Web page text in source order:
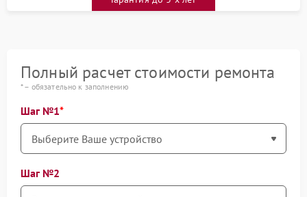
Полный расчет стоимости ремонта
* – обязательно к заполнению
Шаг №1
Шаг №2